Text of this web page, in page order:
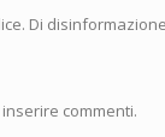
Di
commenti.